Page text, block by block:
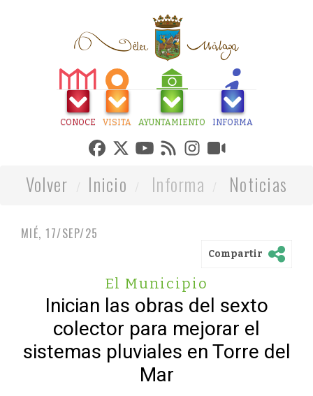
CONOCE VISITA AYUNTAMIENTO INFORMA
Volver Inicio Informa Noticias
MIÉ, 17/SEP/25
Compartir
El Municipio
Inician las obras del sexto
colector para mejorar el
sistemas pluviales en Torre del
Mar